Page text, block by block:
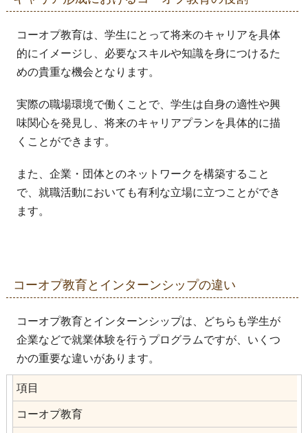
コーオプ教育は、学生にとって将来のキャリアを具体
的にイメージし、必要なスキルや知識を身につけるた
めの貴重な機会となります。
実際の職場環境で働くことで、学生は自身の適性や興
味関心を発見し、将来のキャリアプランを具体的に描
くことができます。
また、企業・団体とのネットワークを構築すること
で、就職活動においても有利な立場に立つことができ
ます。
コーオプ教育とインターンシップの違い
コーオプ教育とインターンシップは、どちらも学生が
企業などで就業体験を行うプログラムですが、いくつ
かの重要な違いがあります。
項目
コーオプ教育